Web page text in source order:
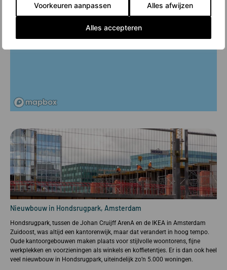
Voorkeuren aanpassen Alles afwijzen
Alles accepteren
Nieuwbouw in Hondsrugpark, Amsterdam
Hondsrugpark, tussen de Johan Cruijff ArenA en de IKEA in Amsterdam
Zuidoost, was altijd een kantorenwijk, maar dat verandert in hoog tempo.
Oude kantoorgebouwen maken plaats voor stijlvolle woontorens, fijne
werkplekken en voorzieningen als winkels en koffietentjes. Er is dan ook heel
veel nieuwbouw in Hondsrugpark, uiteindelijk zo’n 5.000 woningen.